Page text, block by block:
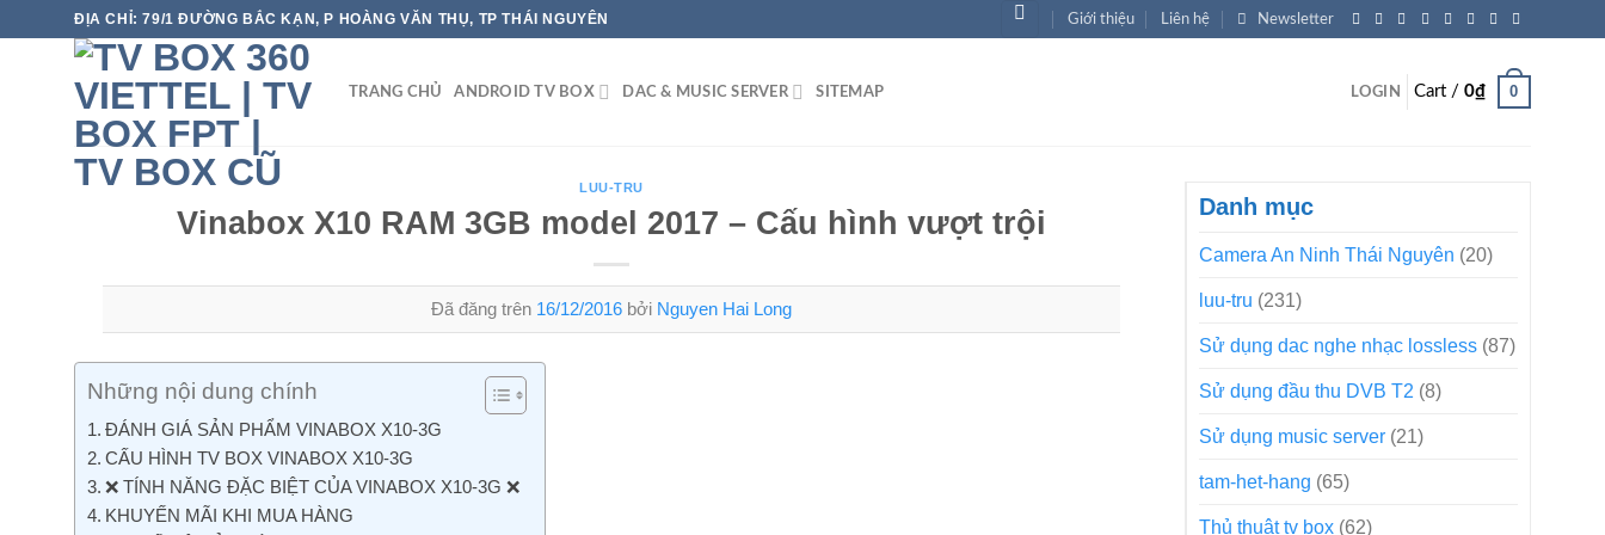
đến
ĐỊA CHỈ: 79/1 ĐƯỜNG BẮC KẠN, P HOÀNG VĂN THỤ, TP THÁI NGUYÊN Giới thiệu Liên hệ Newsletter
TRANG CHỦ ANDROID TV BOX DAC & MUSIC SERVER SITEMAP LOGIN Cart / 0₫ 0
LUU-TRU
Vinabox X10 RAM 3GB model 2017 – Cấu hình vượt trội
Đã đăng trên 16/12/2016 bởi Nguyen Hai Long
Những nội dung chính
ĐÁNH GIÁ SẢN PHẨM VINABOX X10-3G
CẤU HÌNH TV BOX VINABOX X10-3G
❌ TÍNH NĂNG ĐẶC BIỆT CỦA VINABOX X10-3G ❌
KHUYẾN MÃI KHI MUA HÀNG
Danh mục
Camera An Ninh Thái Nguyên (20)
luu-tru (231)
Sử dụng dac nghe nhạc lossless (87)
Sử dụng đầu thu DVB T2 (8)
Sử dụng music server (21)
tam-het-hang (65)
Thủ thuật tv box (62)